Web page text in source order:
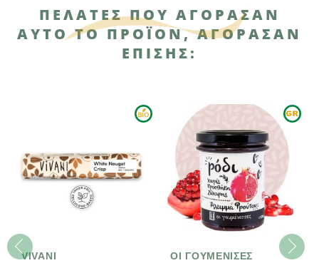
ΠΕΛΆΤΕΣ ΠΟΥ ΑΓΌΡΑΣΑΝ
ΑΥΤΌ ΤΟ ΠΡΟΪΌΝ, ΑΓΌΡΑΣΑΝ
ΕΠΊΣΗΣ:
VIVANI ΟΙ ΓΟΥΜΕΝΙΣΕΣ